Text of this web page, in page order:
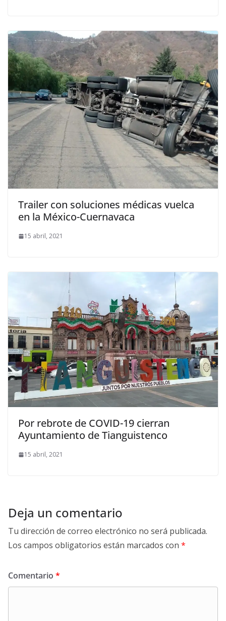
Trailer con soluciones médicas vuelca
en la México-Cuernavaca
15 abril, 2021
Por rebrote de COVID-19 cierran
Ayuntamiento de Tianguistenco
15 abril, 2021
Deja un comentario
Tu dirección de correo electrónico no será publicada.
Los campos obligatorios están marcados con *
Comentario *